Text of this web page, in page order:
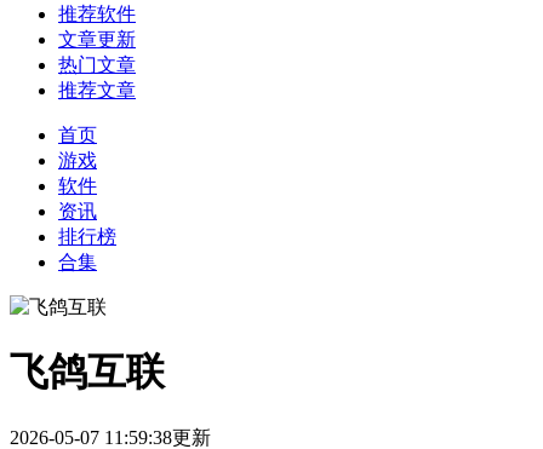
推荐软件
文章更新
热门文章
推荐文章
首页
游戏
软件
资讯
排行榜
合集
飞鸽互联
2026-05-07 11:59:38更新